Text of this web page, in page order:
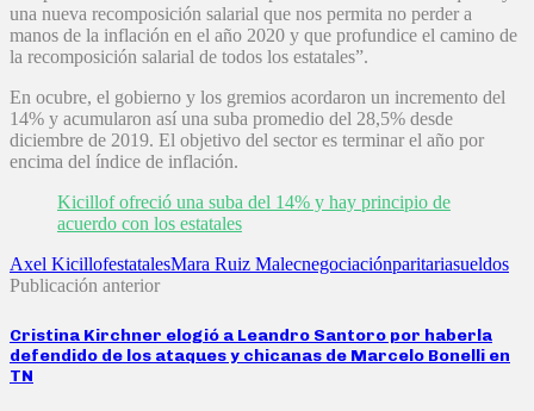
una nueva recomposición salarial que nos permita no perder a
manos de la inflación en el año 2020 y que profundice el camino de
la recomposición salarial de todos los estatales”.
En ocubre, el gobierno y los gremios acordaron un incremento del
14% y acumularon así una suba promedio del 28,5% desde
diciembre de 2019. El objetivo del sector es terminar el año por
encima del índice de inflación.
Kicillof ofreció una suba del 14% y hay principio de
acuerdo con los estatales
Axel KicillofestatalesMara Ruiz Malecnegociaciónparitariasueldos
Publicación anterior
Cristina Kirchner elogió a Leandro Santoro por haberla
defendido de los ataques y chicanas de Marcelo Bonelli en
TN